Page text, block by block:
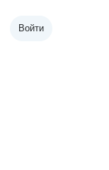
Войти